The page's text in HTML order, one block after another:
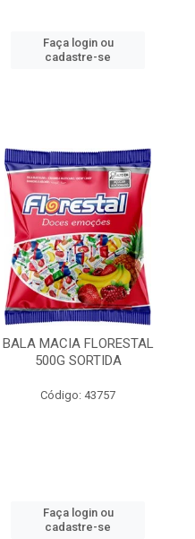
Faça login ou
cadastre-se
BALA MACIA FLORESTAL
500G SORTIDA
Código: 43757
Faça login ou
cadastre-se